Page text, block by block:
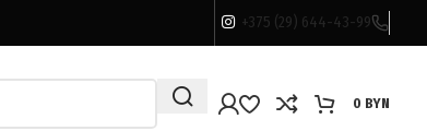
+375 (29) 644-43-99
0 BYN